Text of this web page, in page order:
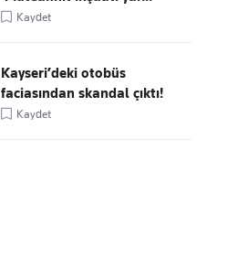
Kaydet
Kayseri’deki otobüs
faciasından skandal çıktı!
Kaydet